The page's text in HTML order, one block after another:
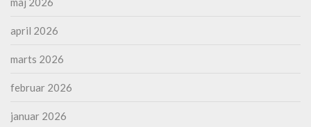
april 2026
marts 2026
februar 2026
januar 2026